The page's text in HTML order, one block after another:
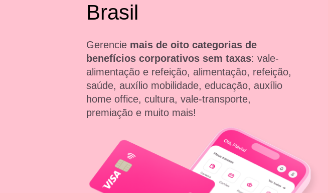
Brasil
Gerencie mais de oito categorias de
benefícios corporativos sem taxas: vale-
alimentação e refeição, alimentação, refeição,
saúde, auxílio mobilidade, educação, auxílio
home office, cultura, vale-transporte,
premiação e muito mais!